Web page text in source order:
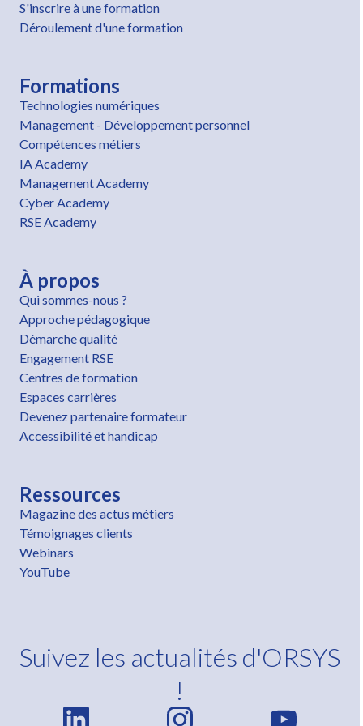
S'inscrire à une formation
Déroulement d'une formation
Formations
Technologies numériques
Management - Développement personnel
Compétences métiers
IA Academy
Management Academy
Cyber Academy
RSE Academy
À propos
Qui sommes-nous ?
Approche pédagogique
Démarche qualité
Engagement RSE
Centres de formation
Espaces carrières
Devenez partenaire formateur
Accessibilité et handicap
Ressources
Magazine des actus métiers
Témoignages clients
Webinars
YouTube
Suivez les actualités d'ORSYS
!